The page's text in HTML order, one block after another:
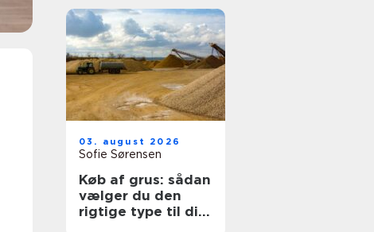
03. august 2026
Sofie Sørensen
Køb af grus: sådan
vælger du den
rigtige type til dit